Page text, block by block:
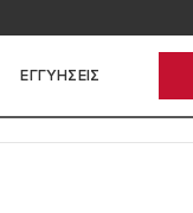
ΕΓΓΥΗΣΕΙΣ